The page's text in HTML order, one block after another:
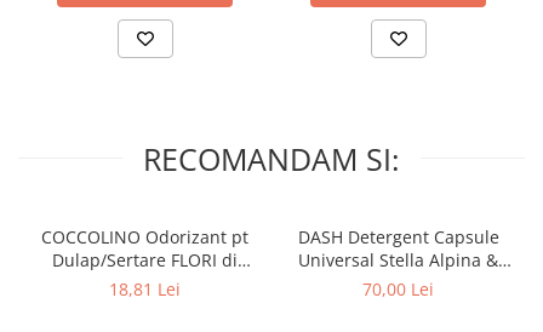
– A se pastra la temperaturi intre 5-30 grade Celsius.
– Nu expuneti la lumina directa a soarelui!
RECOMANDAM SI:
COCCOLINO Odorizant pt
Dulap/Sertare FLORI di
PRIMAVERA 3 buc
18,81 Lei
DASH Detergent Capsule
Universal Stella Alpina &
Muschino Bianco 60 buc
70,00 Lei